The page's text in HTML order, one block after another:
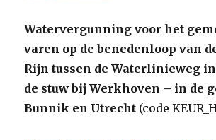
Watervergunning voor het
varen op de benedenloop van
Rijn tussen de Waterlinieweg
de stuw bij Werkhoven – in de
Bunnik en Utrecht (code